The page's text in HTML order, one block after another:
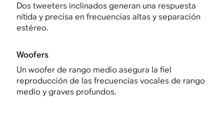
Dos tweeters inclinados generan una respuesta
nítida y precisa en frecuencias altas y separación
estéreo.
Woofers
Un woofer de rango medio asegura la fiel
reproducción de las frecuencias vocales de rango
medio y graves profundos.